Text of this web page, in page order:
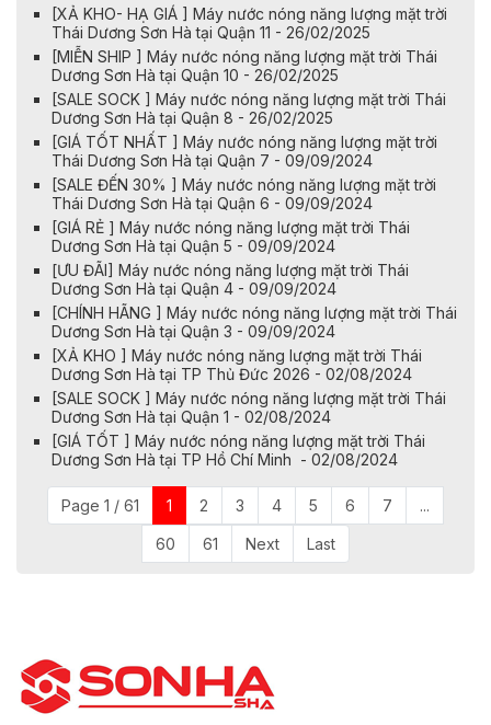
[XẢ KHO- HẠ GIÁ ] Máy nước nóng năng lượng mặt trời
Thái Dương Sơn Hà tại Quận 11 - 26/02/2025
[MIỄN SHIP ] Máy nước nóng năng lượng mặt trời Thái
Dương Sơn Hà tại Quận 10 - 26/02/2025
[SALE SOCK ] Máy nước nóng năng lượng mặt trời Thái
Dương Sơn Hà tại Quận 8 - 26/02/2025
[GIÁ TỐT NHẤT ] Máy nước nóng năng lượng mặt trời
Thái Dương Sơn Hà tại Quận 7 - 09/09/2024
[SALE ĐẾN 30% ] Máy nước nóng năng lượng mặt trời
Thái Dương Sơn Hà tại Quận 6 - 09/09/2024
[GIÁ RẺ ] Máy nước nóng năng lượng mặt trời Thái
Dương Sơn Hà tại Quận 5 - 09/09/2024
[ƯU ĐÃI] Máy nước nóng năng lượng mặt trời Thái
Dương Sơn Hà tại Quận 4 - 09/09/2024
[CHÍNH HÃNG ] Máy nước nóng năng lượng mặt trời Thái
Dương Sơn Hà tại Quận 3 - 09/09/2024
[XẢ KHO ] Máy nước nóng năng lượng mặt trời Thái
Dương Sơn Hà tại TP Thủ Đức 2026 - 02/08/2024
[SALE SOCK ] Máy nước nóng năng lượng mặt trời Thái
Dương Sơn Hà tại Quận 1 - 02/08/2024
[GIÁ TỐT ] Máy nước nóng năng lượng mặt trời Thái
Dương Sơn Hà tại TP Hồ Chí Minh - 02/08/2024
Page 1 / 61 1 2 3 4 5 6 7 ...
60 61 Next Last